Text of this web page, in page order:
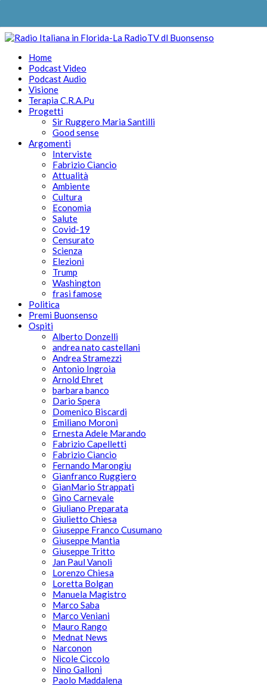
Home
Podcast Video
Podcast Audio
Visione
Terapia C.R.A.Pu
Progetti
Sir Ruggero Maria Santilli
Good sense
Argomenti
Interviste
Fabrizio Ciancio
Attualità
Ambiente
Cultura
Economia
Salute
Covid-19
Censurato
Scienza
Elezioni
Trump
Washington
frasi famose
Politica
Premi Buonsenso
Ospiti
Alberto Donzelli
andrea nato castellani
Andrea Stramezzi
Antonio Ingroia
Arnold Ehret
barbara banco
Dario Spera
Domenico Biscardi
Emiliano Moroni
Ernesta Adele Marando
Fabrizio Capelletti
Fabrizio Ciancio
Fernando Marongiu
Gianfranco Ruggiero
GianMario Strappati
Gino Carnevale
Giuliano Preparata
Giulietto Chiesa
Giuseppe Franco Cusumano
Giuseppe Mantia
Giuseppe Tritto
Jan Paul Vanoli
Lorenzo Chiesa
Loretta Bolgan
Manuela Magistro
Marco Saba
Marco Veniani
Mauro Rango
Mednat News
Narconon
Nicole Ciccolo
Nino Galloni
Paolo Maddalena